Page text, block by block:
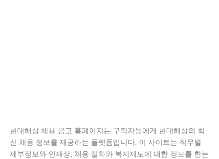
현대해상 채용 공고 홈페이지는 구직자들에게 현대해상의 최
신 채용 정보를 제공하는 플랫폼입니다. 이 사이트는 직무별
세부정보와 인재상, 채용 절차와 복지제도에 대한 정보를 한눈